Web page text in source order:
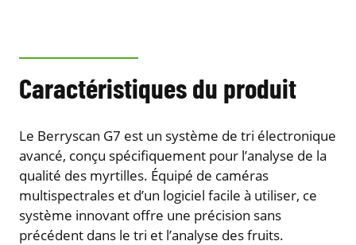
Caractéristiques du produit
Le Berryscan G7 est un système de tri électronique
avancé, conçu spécifiquement pour l’analyse de la
qualité des myrtilles. Équipé de caméras
multispectrales et d’un logiciel facile à utiliser, ce
système innovant offre une précision sans
précédent dans le tri et l’analyse des fruits.